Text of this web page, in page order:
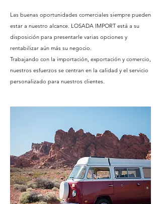
Las buenas oportunidades comerciales siempre pueden
estar a nuestro alcance. LOSADA IMPORT está a su
disposición para presentarle varias opciones y
rentabilizar aún más su negocio.
Trabajando con la importación, exportación y comercio,
nuestros esfuerzos se centran en la calidad y el servicio
personalizado para nuestros clientes.